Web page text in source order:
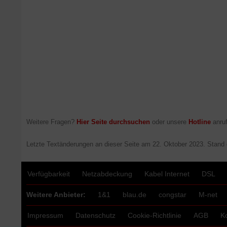
Weitere Fragen? Hier Seite durchsuchen oder unsere Hotline
Letzte Textänderungen an dieser Seite am 22. Oktober 2023. Stand
Verfügbarkeit Netzabdeckung Kabel Internet DSL
Weitere Anbieter: 1&1 blau.de congstar M-net
Impressum Datenschutz Cookie-Richtlinie AGB